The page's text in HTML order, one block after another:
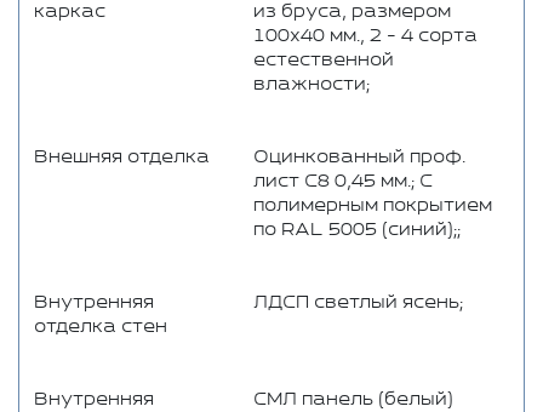
каркас
из бруса, размером
100x40 мм., 2 - 4 сорта
естественной
влажности;
Внешняя отделка
Оцинкованный проф.
лист С8 0,45 мм.; C
полимерным покрытием
по RAL 5005 (синий);;
Внутренняя
отделка стен
ЛДСП светлый ясень;
Внутренняя
СМЛ панель (белый)